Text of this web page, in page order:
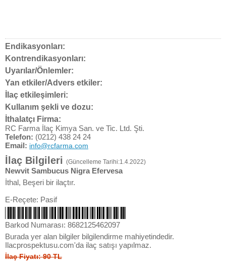
Endikasyonları:
Kontrendikasyonları:
Uyarılar/Önlemler:
Yan etkiler/Advers etkiler:
İlaç etkileşimleri:
Kullanım şekli ve dozu:
İthalatçı Firma:
RC Farma İlaç Kimya San. ve Tic. Ltd. Şti.
Telefon: (0212) 438 24 24
Email: info@rcfarma.com
İlaç Bilgileri (Güncelleme Tarihi:1.4.2022)
Newvit Sambucus Nigra Efervesa
İthal, Beşeri bir ilaçtır.
E-Reçete: Pasif
Barkod Numarası: 8682125462097
Burada yer alan bilgiler bilgilendirme mahiyetindedir.
Ilacprospektusu.com'da ilaç satışı yapılmaz.
İlaç Fiyatı: 90 TL